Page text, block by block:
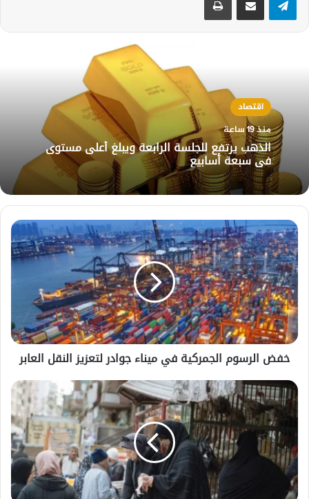
اقتصاد
منذ 19 ساعة
الذهب يرتفع للجلسة الرابعة ويبلغ أعلى مستوى
في سبعة أسابيع
خفض
الرسوم
الجمركية
في
ميناء
جوادر
لتعزيز
النقل
العابر
خفض الرسوم الجمركية في ميناء جوادر لتعزيز النقل العابر
البنك
المركزي
المصري
يرفع
توقعاته
للتضخم
ويخفض
النمو